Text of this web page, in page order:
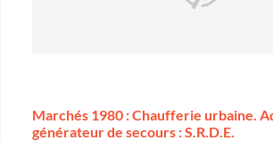
Marchés 1980 : Chaufferie urbaine.
générateur de secours : S.R.D.E.